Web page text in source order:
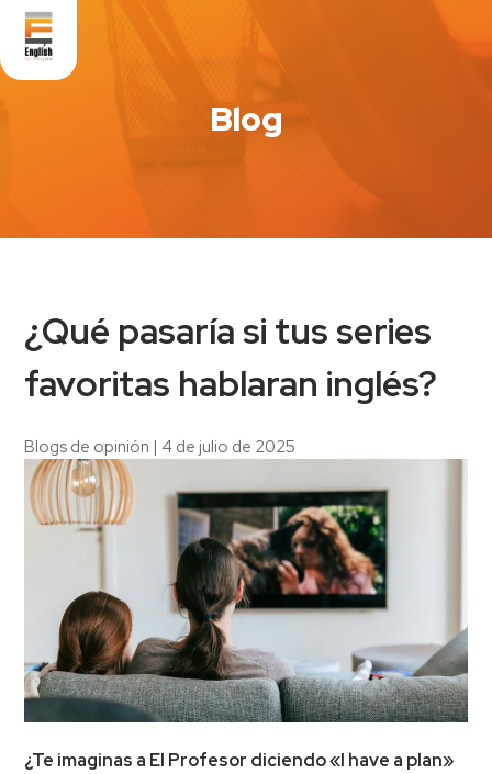
Blog
¿Qué pasaría si tus series
favoritas hablaran inglés?
Blogs de opinión | 4 de julio de 2025
¿Te imaginas a El Profesor diciendo «I have a plan»